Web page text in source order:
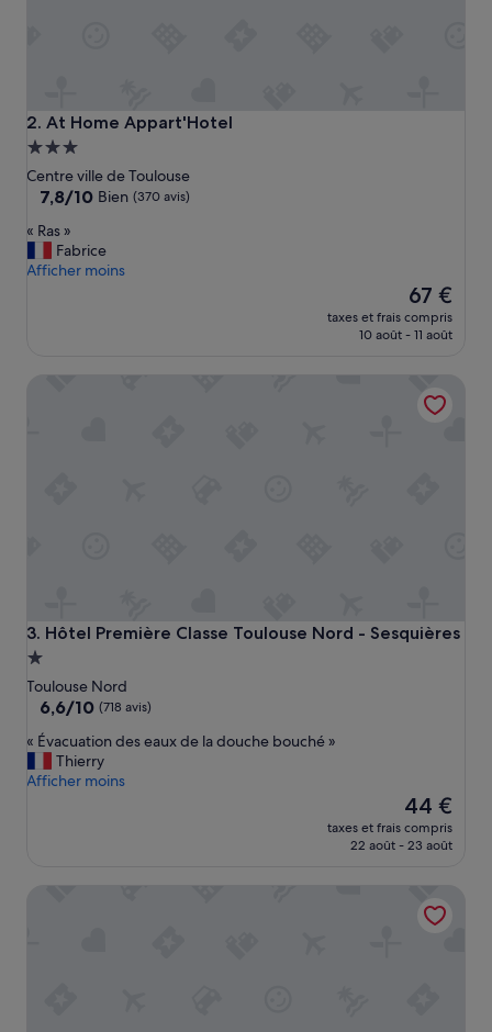
2. At Home Appart'Hotel
At Home Appart'Hotel
Hébergement
3.0 étoiles
Centre ville de Toulouse
7.8
10,
Bien,
(370 avis)
7,8/10 Bien (370 avis)
«
a
« Ras »
Fabrice
Afficher moins
Le
nouveau
prix
67 €
67 €
taxes et frais compris
10 août - 11 août
3. Hôtel Première Classe Toulouse Nord - Sesquières
Hôtel Première Classe Toulouse Nord - Sesquières
Hébergement
1.0 étoile
Toulouse Nord
6.6
10,
(718 avis)
6,6/10 (718 avis)
«
v
« Évacuation des eaux de la douche bouché »
Thierry
Afficher moins
Le
nouveau
prix
44 €
44 €
taxes et frais compris
22 août - 23 août
Hôtel Première Classe Toulouse Nord - Sesquières